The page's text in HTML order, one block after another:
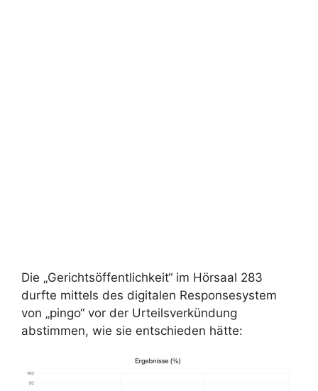
Die „Gerichtsöffentlichkeit“ im Hörsaal 283
durfte mittels des digitalen Responsesystem
von „pingo“ vor der Urteilsverkündung
abstimmen, wie sie entschieden hätte: